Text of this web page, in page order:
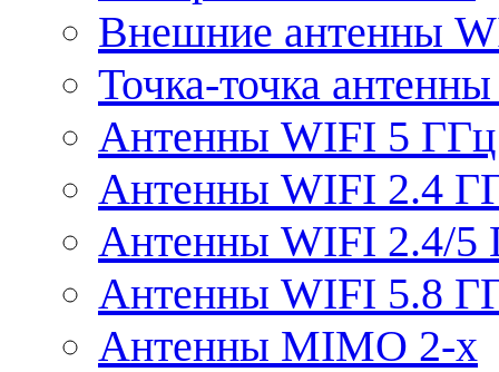
Внешние антенны
Точка-точка
Антенны WIFI 5 ГГц
Антенны WIFI 2.4
Антенны WIFI 2.4/5
Антенны WIFI 5.8
Антенны MIMO 2-x